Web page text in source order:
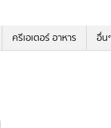
ครีเอเตอร์ อาหาร อื่น